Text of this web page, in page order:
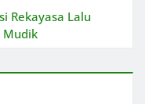
Rekayasa Lalu
Mudik